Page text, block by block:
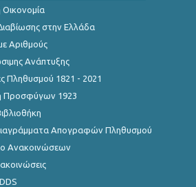
Οικονομία
στην Ελλάδα
Αριθμούς
Ανάπτυξης
Πληθυσμού 1821 - 2021
Προσφύγων 1923
Απογραφών Πληθυσμού
Ανακοινώσεων